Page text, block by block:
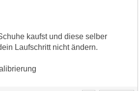
kaufst und diese selber
Laufschritt nicht ändern.